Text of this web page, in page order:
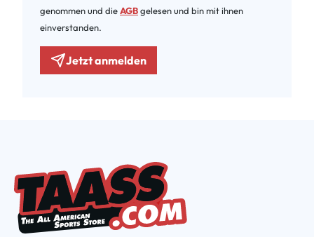
genommen und dieAGBgelesen und bin mit ihnen
einverstanden.
Jetzt anmelden